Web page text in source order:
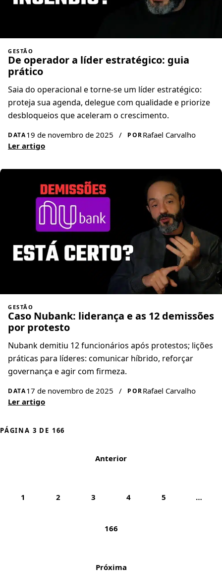
GESTÃO
De operador a líder estratégico: guia
prático
Saia do operacional e torne-se um líder estratégico:
proteja sua agenda, delegue com qualidade e priorize
desbloqueios que aceleram o crescimento.
DATA19 de novembro de 2025 / PORRafael Carvalho
Ler artigo
GESTÃO
Caso Nubank: liderança e as 12 demissões
por protesto
Nubank demitiu 12 funcionários após protestos; lições
práticas para líderes: comunicar híbrido, reforçar
governança e agir com firmeza.
DATA17 de novembro de 2025 / PORRafael Carvalho
Ler artigo
PÁGINA 3 DE 166
Anterior
1 2 3 4 5 …
166
Próxima